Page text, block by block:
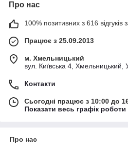
Про нас
100% позитивних з 616 відгуків
Працює з 25.09.2013
м. Хмельницький
вул. Київська 4, Хмельницький,
Контакти
Сьогодні працює з 10:00 до
Показати весь графік роботи
Про нас